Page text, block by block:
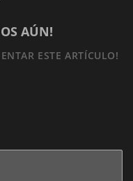
AÚN!
ESTE ARTÍCULO!